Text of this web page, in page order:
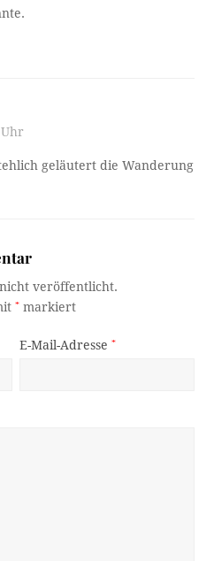
geläutert die Wanderung
veröffentlicht.
* markiert
E-Mail-Adresse*